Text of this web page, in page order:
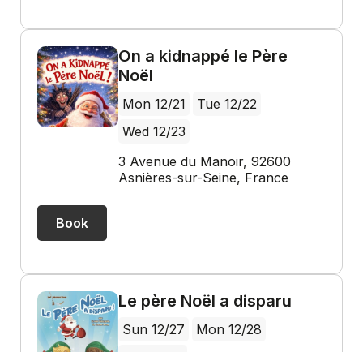
On a kidnappé le Père
Noël
Mon 12/21
Tue 12/22
Wed 12/23
3 Avenue du Manoir, 92600
Asnières-sur-Seine, France
Book
Le père Noël a disparu
Sun 12/27
Mon 12/28